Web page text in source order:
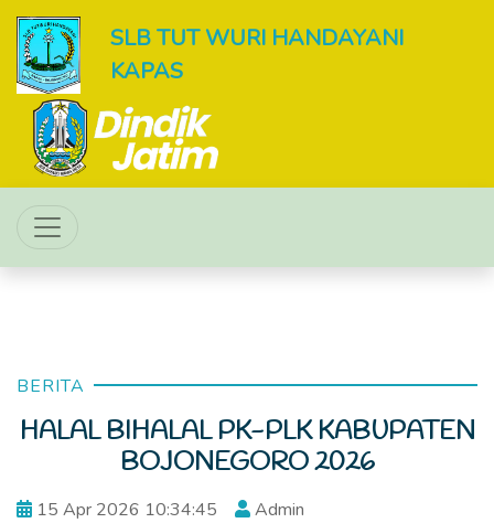
SLB TUT WURI HANDAYANI
KAPAS
BERITA
HALAL BIHALAL PK-PLK KABUPATEN
BOJONEGORO 2026
15 Apr 2026 10:34:45 Admin